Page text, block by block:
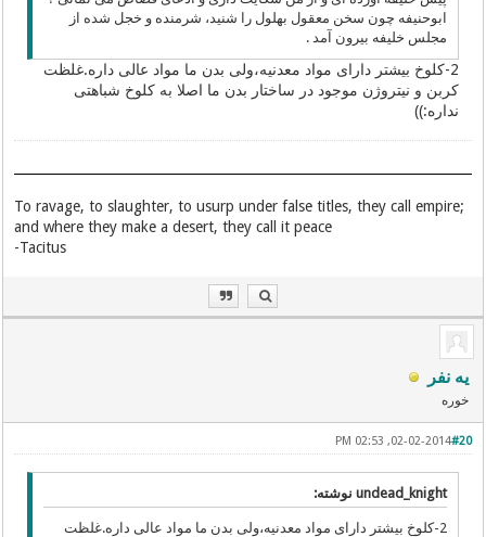
ابوحنیفه چون سخن معقول بهلول را شنید، شرمنده و خجل شده از
مجلس خلیفه بیرون آمد .
2-کلوخ بیشتر دارای مواد معدنیه،ولی بدن ما مواد عالی داره.غلظت
کربن و نیتروژن موجود در ساختار بدن ما اصلا به کلوخ شباهتی
نداره:))
To ravage, to slaughter, to usurp under false titles, they call empire;
and where they make a desert, they call it peace
Tacitus-
یه نفر
خوره
#20
02-02-2014, 02:53 PM
undead_knight نوشته:
2-کلوخ بیشتر دارای مواد معدنیه،ولی بدن ما مواد عالی داره.غلظت